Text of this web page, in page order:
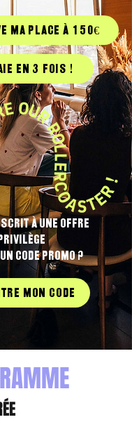
JE RÉSERVE MA PLACE à 150€
en 3 fois !
à une offre
privilège
code promo ?
mon code